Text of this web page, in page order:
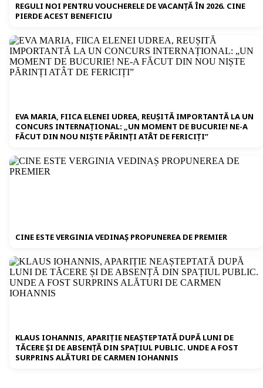
REGULI NOI PENTRU VOUCHERELE DE VACANȚĂ ÎN 2026. CINE
PIERDE ACEST BENEFICIU
EVA MARIA, FIICA ELENEI UDREA, REUȘITĂ IMPORTANTĂ LA UN
CONCURS INTERNAȚIONAL: „UN MOMENT DE BUCURIE! NE-A
FĂCUT DIN NOU NIȘTE PĂRINȚI ATÂT DE FERICIȚI”
CINE ESTE VERGINIA VEDINAȘ PROPUNEREA DE PREMIER
KLAUS IOHANNIS, APARIȚIE NEAȘTEPTATĂ DUPĂ LUNI DE
TĂCERE ȘI DE ABSENȚĂ DIN SPAȚIUL PUBLIC. UNDE A FOST
SURPRINS ALĂTURI DE CARMEN IOHANNIS